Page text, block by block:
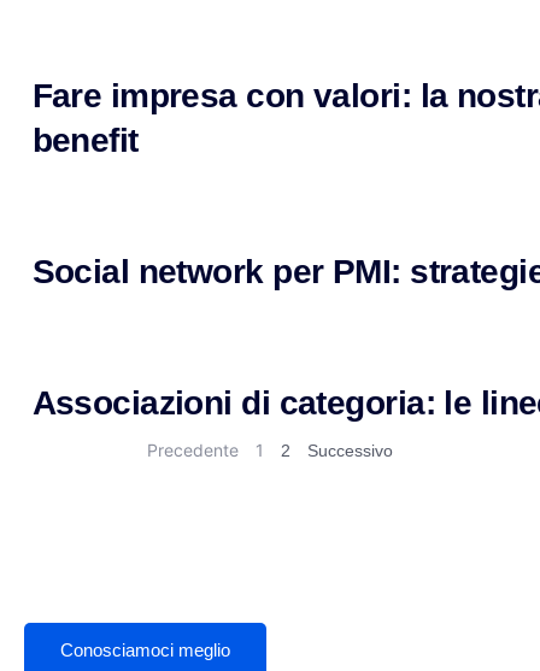
Fare impresa con valori: la
benefit
Social network per PMI:
Associazioni di categoria: le
Precedente 1 2 Successivo
Conosciamoci meglio